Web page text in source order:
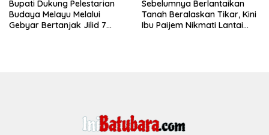
Bupati Dukung Pelestarian
Budaya Melayu Melalui
Gebyar Bertanjak Jilid 7
Sebelumnya Berlantaikan
Tanah Beralaskan Tikar, Kini
Ibu Paijem Nikmati Lantai